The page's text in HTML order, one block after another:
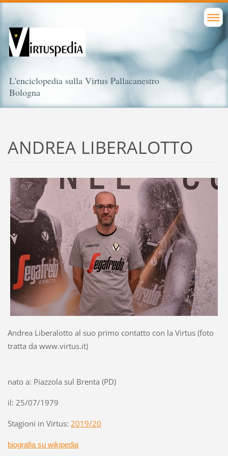
L'enciclopedia sulla Virtus Pallacanestro
Bologna
ANDREA LIBERALOTTO
Andrea Liberalotto al suo primo contatto con la Virtus (foto
tratta da www.virtus.it)
nato a: Piazzola sul Brenta (PD)
il: 25/07/1979
Stagioni in Virtus: 2019/20
biografia su wikipedia